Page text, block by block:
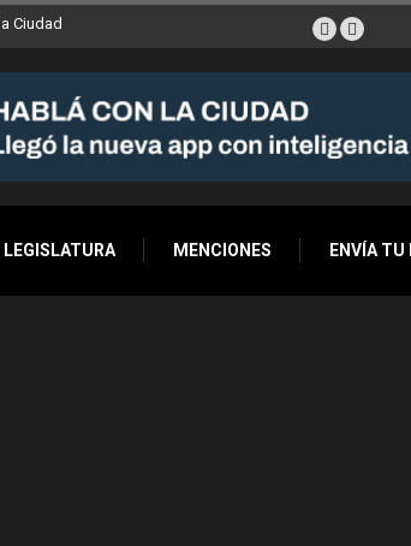
Ciudad
LEGISLATURA MENCIONES ENVÍA TU